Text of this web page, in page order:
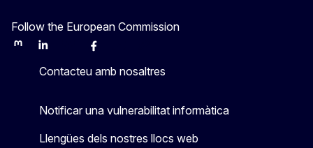
Follow the European Commission
MastodonLinkedInBlueskyFacebook
Contacteu amb nosaltres
Notificar una vulnerabilitat informàtica
Llengües dels nostres llocs web